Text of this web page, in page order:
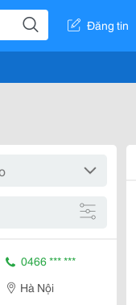
Đăng tin
0466 *** ***
Hà Nội